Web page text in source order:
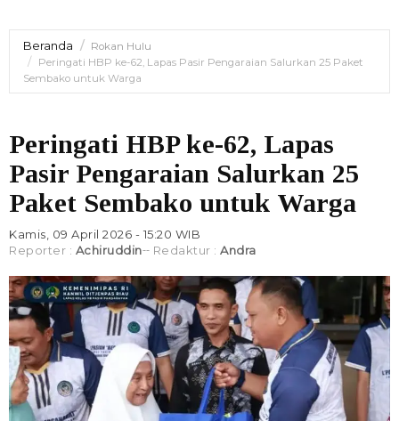
Beranda
Rokan Hulu
Peringati HBP ke-62, Lapas Pasir Pengaraian Salurkan 25 Paket
Sembako untuk Warga
Peringati HBP ke-62, Lapas
Pasir Pengaraian Salurkan 25
Paket Sembako untuk Warga
Kamis, 09 April 2026 - 15:20 WIB
Reporter : Achiruddin Redaktur : Andra